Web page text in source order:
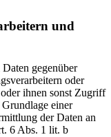
und
gegenüber
oder
ihnen sonst Zugriff
einer
der Daten an
6 Abs. 1 lit. b